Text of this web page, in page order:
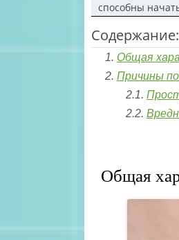
способны
Содержание:
Общая
Причины
Общая